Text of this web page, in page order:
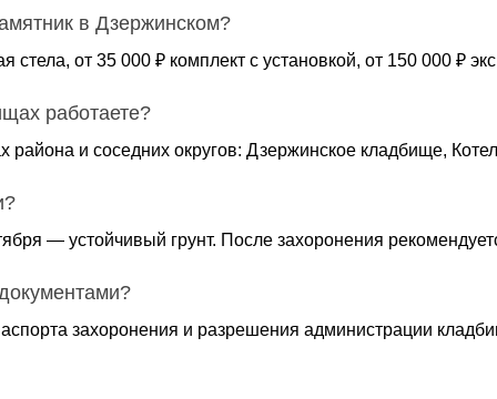
в Дзержинском?
стела, от 35 000 ₽ комплект с установкой, от 150 000 ₽
работаете?
района и соседних округов: Дзержинское кладбище,
— устойчивый грунт. После захоронения
захоронения и разрешения администрации